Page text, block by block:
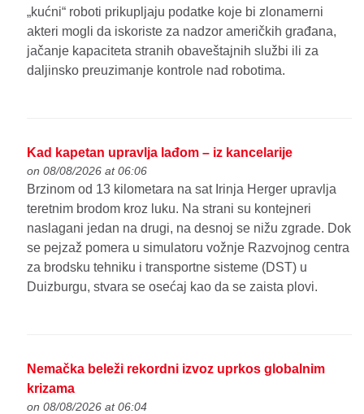
„kućni“ roboti prikupljaju podatke koje bi zlonamerni
akteri mogli da iskoriste za nadzor američkih građana,
jačanje kapaciteta stranih obaveštajnih službi ili za
daljinsko preuzimanje kontrole nad robotima.
Kad kapetan upravlja lađom – iz kancelarije
on 08/08/2026 at 06:06
Brzinom od 13 kilometara na sat Irinja Herger upravlja
teretnim brodom kroz luku. Na strani su kontejneri
naslagani jedan na drugi, na desnoj se nižu zgrade. Dok
se pejzaž pomera u simulatoru vožnje Razvojnog centra
za brodsku tehniku i transportne sisteme (DST) u
Duizburgu, stvara se osećaj kao da se zaista plovi.
Nemačka beleži rekordni izvoz uprkos globalnim
krizama
on 08/08/2026 at 06:04